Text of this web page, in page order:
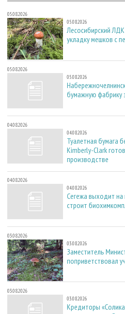
05.08.2026
05.08.2026
Лесосибирский
укладку мешков с
05.08.2026
05.08.2026
бумажную фабрику
04.08.2026
04.08.2026
Туалетная бумага
Kimberly-Clark
производстве
04.08.2026
04.08.2026
Сегежа выходит на
строит
03.08.2026
03.08.2026
Заместитель
поприветствовал
03.08.2026
03.08.2026
Кредиторы